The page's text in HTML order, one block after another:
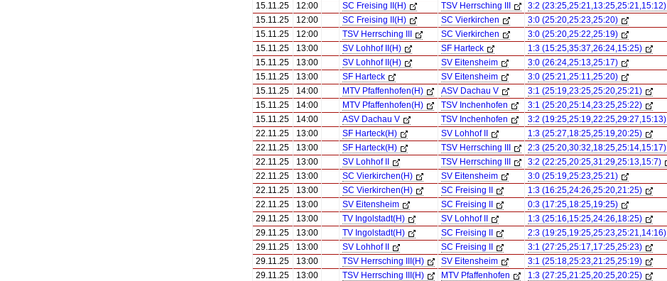
15.11.25
12:00 SC Freising II(H) TSV Herrsching III
3:2 (23:25,25:21,13:25,25:21,15:12)
15.11.25
12:00 SC Freising II(H) SC Vierkirchen
3:0 (25:20,25:23,25:20)
15.11.25
12:00 TSV Herrsching III SC Vierkirchen
3:0 (25:20,25:22,25:19)
15.11.25
13:00 SV Lohhof II(H) SF Harteck
1:3 (15:25,35:37,26:24,15:25)
15.11.25
13:00 SV Lohhof II(H) SV Eitensheim
3:0 (26:24,25:13,25:17)
15.11.25
13:00 SF Harteck SV Eitensheim
3:0 (25:21,25:11,25:20)
15.11.25
14:00 MTV Pfaffenhofen(H) ASV Dachau V
3:1 (25:19,23:25,25:20,25:21)
15.11.25
14:00 MTV Pfaffenhofen(H) TSV Inchenhofen
3:1 (25:20,25:14,23:25,25:22)
15.11.25
14:00 ASV Dachau V TSV Inchenhofen
3:2 (19:25,25:19,22:25,29:27,15:13)
22.11.25
13:00 SF Harteck(H) SV Lohhof II
1:3 (25:27,18:25,25:19,20:25)
22.11.25
13:00 SF Harteck(H) TSV Herrsching III
2:3 (25:20,30:32,18:25,25:14,15:17)
22.11.25
13:00 SV Lohhof II TSV Herrsching III
3:2 (22:25,20:25,31:29,25:13,15:7)
22.11.25
13:00 SC Vierkirchen(H) SV Eitensheim
3:0 (25:19,25:23,25:21)
22.11.25
13:00 SC Vierkirchen(H) SC Freising II
1:3 (16:25,24:26,25:20,21:25)
22.11.25
13:00 SV Eitensheim SC Freising II
0:3 (17:25,18:25,19:25)
29.11.25
13:00 TV Ingolstadt(H) SV Lohhof II
1:3 (25:16,15:25,24:26,18:25)
29.11.25
13:00 TV Ingolstadt(H) SC Freising II
2:3 (19:25,19:25,25:23,25:21,14:16)
29.11.25
13:00 SV Lohhof II SC Freising II
3:1 (27:25,25:17,17:25,25:23)
29.11.25
13:00 TSV Herrsching III(H) SV Eitensheim
3:1 (25:18,25:23,21:25,25:19)
29.11.25
13:00 TSV Herrsching III(H) MTV Pfaffenhofen
1:3 (27:25,21:25,20:25,20:25)